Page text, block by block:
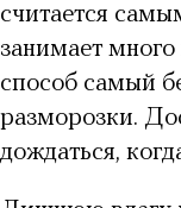
считается
занимает
способ самый
разморозки.
дождаться,